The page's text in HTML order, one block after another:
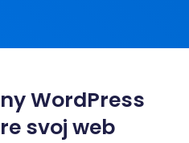
WordPress
svoj web